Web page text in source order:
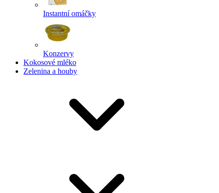
Instantní omáčky
Konzervy
Kokosové mléko
Zelenina a houby